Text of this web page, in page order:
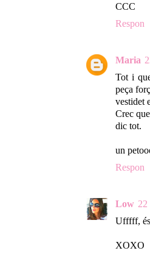
CCC
Respon
Maria
Tot i
peça
vestidet
Crec
dic tot.
un
Respon
Low 22
Ufffff,
XOXO